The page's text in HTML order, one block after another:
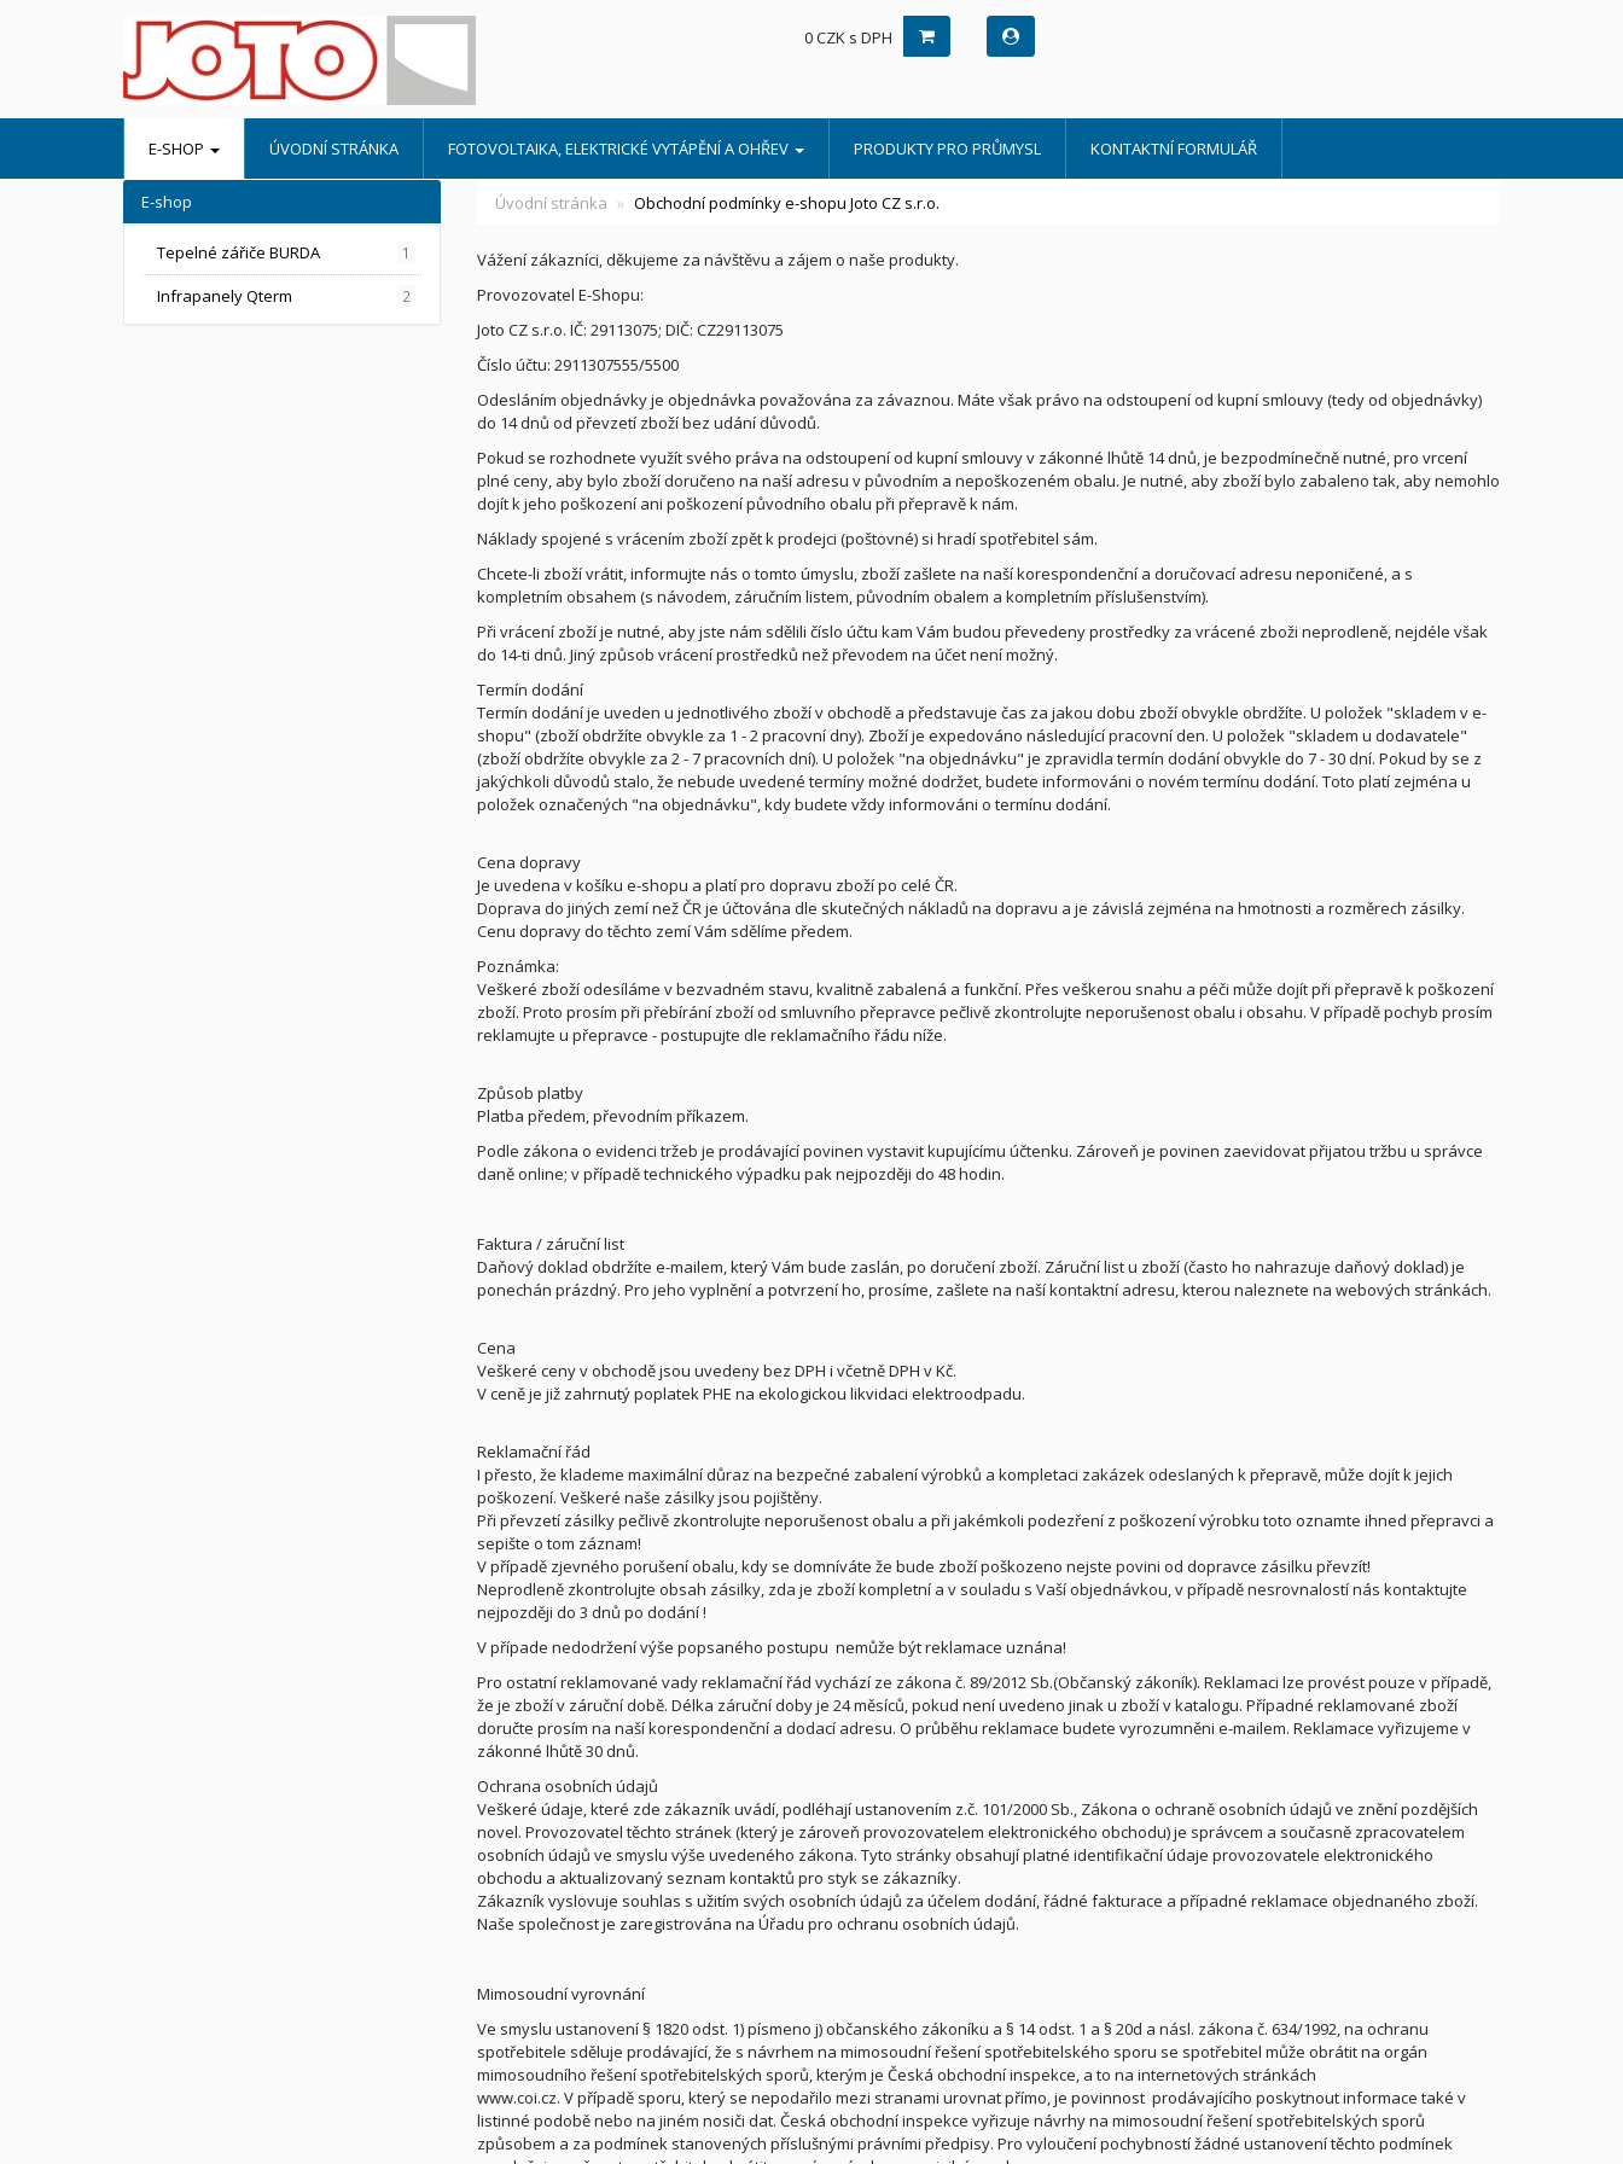
0 CZK s DPH
E-SHOP ÚVODNÍ STRÁNKA FOTOVOLTAIKA, ELEKTRICKÉ VYTÁPĚNÍ A OHŘEV PRODUKTY PRO PRŮMYSL KONTAKTNÍ FORMULÁŘ
Úvodní stránka Obchodní podmínky e-shopu Joto CZ s.r.o.
Vážení zákazníci, děkujeme za návštěvu a zájem o naše produkty.
Provozovatel E-Shopu:
Joto CZ s.r.o. IČ: 29113075; DIČ: CZ29113075
Číslo účtu: 2911307555/5500
Odesláním objednávky je objednávka považována za závaznou. Máte však právo na odstoupení od kupní smlouvy (tedy od objednávky)
do 14 dnů od převzetí zboží bez udání důvodů.
Pokud se rozhodnete využít svého práva na odstoupení od kupní smlouvy v zákonné lhůtě 14 dnů, je bezpodmínečně nutné, pro vrcení
plné ceny, aby bylo zboží doručeno na naší adresu v původním a nepoškozeném obalu. Je nutné, aby zboží bylo zabaleno tak, aby nemohlo
dojít k jeho poškození ani poškození původního obalu při přepravě k nám.
Náklady spojené s vrácením zboží zpět k prodejci (poštovné) si hradí spotřebitel sám.
Chcete-li zboží vrátit, informujte nás o tomto úmyslu, zboží zašlete na naší korespondenční a doručovací adresu neponičené, a s
kompletním obsahem (s návodem, záručním listem, původním obalem a kompletním příslušenstvím).
Při vrácení zboží je nutné, aby jste nám sdělili číslo účtu kam Vám budou převedeny prostředky za vrácené zboži neprodleně, nejdéle však
do 14-ti dnů. Jiný způsob vrácení prostředků než převodem na účet není možný.
Termín dodání
Termín dodání je uveden u jednotlivého zboží v obchodě a představuje čas za jakou dobu zboží obvykle obrdžíte. U položek "skladem v e-
shopu" (zboží obdržíte obvykle za 1 - 2 pracovní dny). Zboží je expedováno následující pracovní den. U položek "skladem u dodavatele"
(zboží obdržíte obvykle za 2 - 7 pracovních dní). U položek "na objednávku" je zpravidla termín dodání obvykle do 7 - 30 dní. Pokud by se z
jakýchkoli důvodů stalo, že nebude uvedené termíny možné dodržet, budete informováni o novém termínu dodání. Toto platí zejména u
položek označených "na objednávku", kdy budete vždy informováni o termínu dodání.
Cena dopravy
Je uvedena v košíku e-shopu a platí pro dopravu zboží po celé ČR.
Doprava do jiných zemí než ČR je účtována dle skutečných nákladů na dopravu a je závislá zejména na hmotnosti a rozměrech zásilky.
Cenu dopravy do těchto zemí Vám sdělíme předem.
Poznámka:
Veškeré zboží odesíláme v bezvadném stavu, kvalitně zabalená a funkční. Přes veškerou snahu a péči může dojít při přepravě k poškození
zboží. Proto prosím při přebírání zboží od smluvního přepravce pečlivě zkontrolujte neporušenost obalu i obsahu. V případě pochyb prosím
reklamujte u přepravce - postupujte dle reklamačního řádu níže.
Způsob platby
Platba předem, převodním příkazem.
Podle zákona o evidenci tržeb je prodávající povinen vystavit kupujícímu účtenku. Zároveň je povinen zaevidovat přijatou tržbu u správce
daně online; v případě technického výpadku pak nejpozději do 48 hodin.
Faktura / záruční list
Daňový doklad obdržíte e-mailem, který Vám bude zaslán, po doručení zboží. Záruční list u zboží (často ho nahrazuje daňový doklad) je
ponechán prázdný. Pro jeho vyplnění a potvrzení ho, prosíme, zašlete na naší kontaktní adresu, kterou naleznete na webových stránkách.
Cena
Veškeré ceny v obchodě jsou uvedeny bez DPH i včetně DPH v Kč.
V ceně je již zahrnutý poplatek PHE na ekologickou likvidaci elektroodpadu.
Reklamační řád
I přesto, že klademe maximální důraz na bezpečné zabalení výrobků a kompletaci zakázek odeslaných k přepravě, může dojít k jejich
poškození. Veškeré naše zásilky jsou pojištěny.
Při převzetí zásilky pečlivě zkontrolujte neporušenost obalu a při jakémkoli podezření z poškození výrobku toto oznamte ihned přepravci a
sepište o tom záznam!
V případě zjevného porušení obalu, kdy se domníváte že bude zboží poškozeno nejste povini od dopravce zásilku převzít!
Neprodleně zkontrolujte obsah zásilky, zda je zboží kompletní a v souladu s Vaší objednávkou, v případě nesrovnalostí nás kontaktujte
nejpozději do 3 dnů po dodání !
V případe nedodržení výše popsaného postupu nemůže být reklamace uznána!
Pro ostatní reklamované vady reklamační řád vychází ze zákona č. 89/2012 Sb.(Občanský zákoník). Reklamaci lze provést pouze v případě,
že je zboží v záruční době. Délka záruční doby je 24 měsíců, pokud není uvedeno jinak u zboží v katalogu. Případné reklamované zboží
doručte prosím na naší korespondenční a dodací adresu. O průběhu reklamace budete vyrozumněni e-mailem. Reklamace vyřizujeme v
zákonné lhůtě 30 dnů.
Ochrana osobních údajů
Veškeré údaje, které zde zákazník uvádí, podléhají ustanovením z.č. 101/2000 Sb., Zákona o ochraně osobních údajů ve znění pozdějších
novel. Provozovatel těchto stránek (který je zároveň provozovatelem elektronického obchodu) je správcem a současně zpracovatelem
osobních údajů ve smyslu výše uvedeného zákona. Tyto stránky obsahují platné identifikační údaje provozovatele elektronického
obchodu a aktualizovaný seznam kontaktů pro styk se zákazníky.
Zákazník vyslovuje souhlas s užitím svých osobních údajů za účelem dodání, řádné fakturace a případné reklamace objednaného zboží.
Naše společnost je zaregistrována na Úřadu pro ochranu osobních údajů.
Mimosoudní vyrovnání
Ve smyslu ustanovení § 1820 odst. 1) písmeno j) občanského zákoníku a § 14 odst. 1 a § 20d a násl. zákona č. 634/1992, na ochranu
spotřebitele sděluje prodávající, že s návrhem na mimosoudní řešení spotřebitelského sporu se spotřebitel může obrátit na orgán
mimosoudního řešení spotřebitelských sporů, kterým je Česká obchodní inspekce, a to na internetových stránkách
www.coi.cz. V případě sporu, který se nepodařilo mezi stranami urovnat přímo, je povinnost prodávajícího poskytnout informace také v
listinné podobě nebo na jiném nosiči dat. Česká obchodní inspekce vyřizuje návrhy na mimosoudní řešení spotřebitelských sporů
způsobem a za podmínek stanovených příslušnými právními předpisy. Pro vyloučení pochybností žádné ustanovení těchto podmínek
E-shop
Tepelné zářiče BURDA 1
Infrapanely Qterm 2